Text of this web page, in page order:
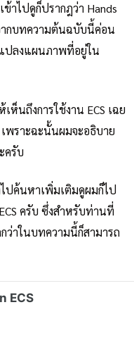
าไปดูก็ปรากฎว่า Hands
ากบทความต้นฉบับนี้ค่อน
ปลงแผนภาพที่อยู่ใน
ห็นถึงการใช้งาน ECS เฉย
พราะฉะนั้นผมจะอธิบาย
ครับ
ปค้นหาเพิ่มเติมดูผมก็ไป
ครับ ซึ่งสำหรับท่านที่
ว่าในบทความนี้ก็สามารถ